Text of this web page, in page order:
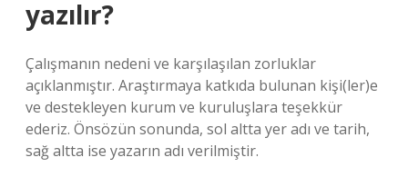
yazılır?
Çalışmanın nedeni ve karşılaşılan zorluklar
açıklanmıştır. Araştırmaya katkıda bulunan kişi(ler)e
ve destekleyen kurum ve kuruluşlara teşekkür
ederiz. Önsözün sonunda, sol altta yer adı ve tarih,
sağ altta ise yazarın adı verilmiştir.